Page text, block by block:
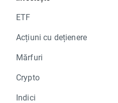
ETF
Acțiuni cu dețienere
Mărfuri
Crypto
Indici